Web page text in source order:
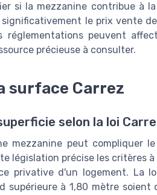
si la mezzanine contribue à
le prix vente
peuvent
précieuse à consulter.
surface Carrez
selon la loi
mezzanine peut compliquer
législation précise les critères
privative d'un logement. La
à 1,80 mètre soient